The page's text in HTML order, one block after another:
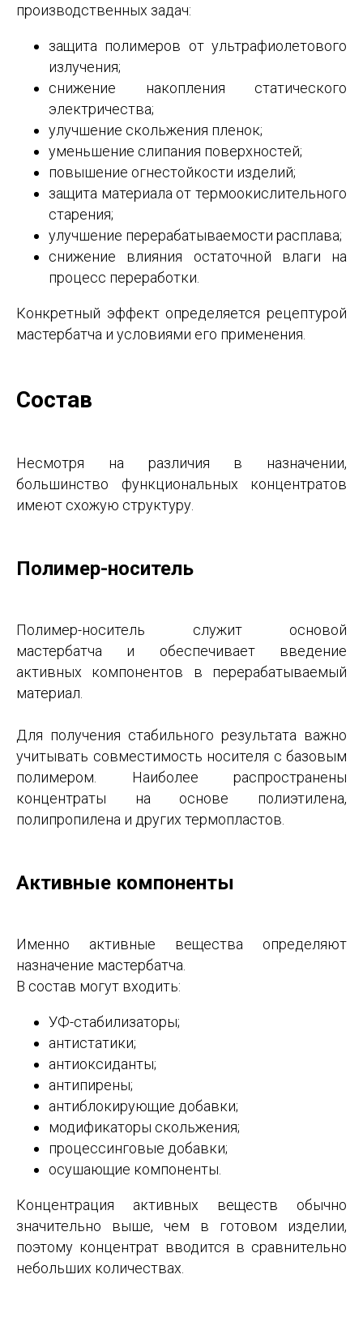
производственных задач:
защита полимеров от ультрафиолетового
излучения;
снижение накопления статического
электричества;
улучшение скольжения пленок;
уменьшение слипания поверхностей;
повышение огнестойкости изделий;
защита материала от термоокислительного
старения;
улучшение перерабатываемости расплава;
снижение влияния остаточной влаги на
процесс переработки.
Конкретный эффект определяется рецептурой
мастербатча и условиями его применения.
Состав
Несмотря на различия в назначении,
большинство функциональных концентратов
имеют схожую структуру.
Полимер-носитель
Полимер-носитель служит основой
мастербатча и обеспечивает введение
активных компонентов в перерабатываемый
материал.
Для получения стабильного результата важно
учитывать совместимость носителя с базовым
полимером. Наиболее распространены
концентраты на основе полиэтилена,
полипропилена и других термопластов.
Активные компоненты
Именно активные вещества определяют
назначение мастербатча.
В состав могут входить:
УФ-стабилизаторы;
антистатики;
антиоксиданты;
антипирены;
антиблокирующие добавки;
модификаторы скольжения;
процессинговые добавки;
осушающие компоненты.
Концентрация активных веществ обычно
значительно выше, чем в готовом изделии,
поэтому концентрат вводится в сравнительно
небольших количествах.